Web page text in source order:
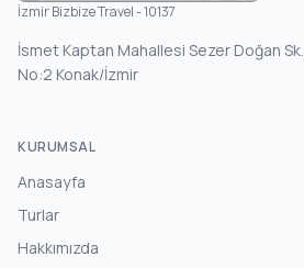
İzmir Bizbize Travel - 10137
İsmet Kaptan Mahallesi Sezer Doğan Sk.
No:2 Konak/İzmir
KURUMSAL
Anasayfa
Turlar
Hakkımızda